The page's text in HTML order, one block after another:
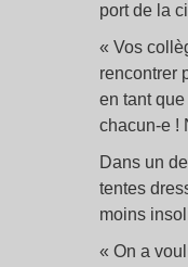
port de la
« Vos
rencontrer
en tant
chacun-e !
Dans un
tentes
moins
« On a